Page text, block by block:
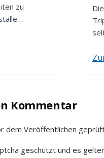
zu
Kommentar
dem Veröffentlichen
geschützt und es